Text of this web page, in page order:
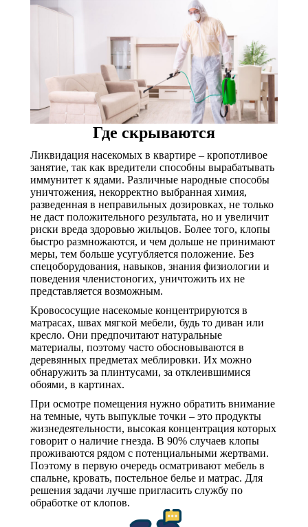
Где скрываются
Ликвидация насекомых в квартире – кропотливое
занятие, так как вредители способны вырабатывать
иммунитет к ядами. Различные народные способы
уничтожения, некорректно выбранная химия,
разведенная в неправильных дозировках, не только
не даст положительного результата, но и увеличит
риски вреда здоровью жильцов. Более того, клопы
быстро размножаются, и чем дольше не принимают
меры, тем больше усугубляется положение. Без
спецоборудования, навыков, знания физиологии и
поведения членистоногих, уничтожить их не
представляется возможным.
Кровососущие насекомые концентрируются в
матрасах, швах мягкой мебели, будь то диван или
кресло. Они предпочитают натуральные
материалы, поэтому часто обосновываются в
деревянных предметах меблировки. Их можно
обнаружить за плинтусами, за отклеившимися
обоями, в картинах.
При осмотре помещения нужно обратить внимание
на темные, чуть выпуклые точки – это продукты
жизнедеятельности, высокая концентрация которых
говорит о наличие гнезда. В 90% случаев клопы
проживаются рядом с потенциальными жертвами.
Поэтому в первую очередь осматривают мебель в
спальне, кровать, постельное белье и матрас. Для
решения задачи лучше пригласить службу по
обработке от клопов.